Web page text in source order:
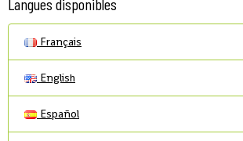
Langues disponibles
Français
English
Español